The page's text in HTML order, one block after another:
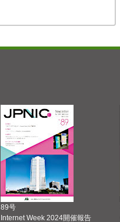
89号
Internet Week 2024開催報告